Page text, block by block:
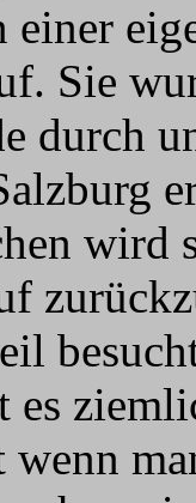
einer
Sie
durch
wird
es
wenn